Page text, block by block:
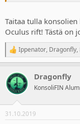
Taitaa tulla
Oculus rift! Tästä on
R
e
c
t
i
s
Ippenator, Dragonfly,
Dragonfly
KonsoliFIN
31.10.2019